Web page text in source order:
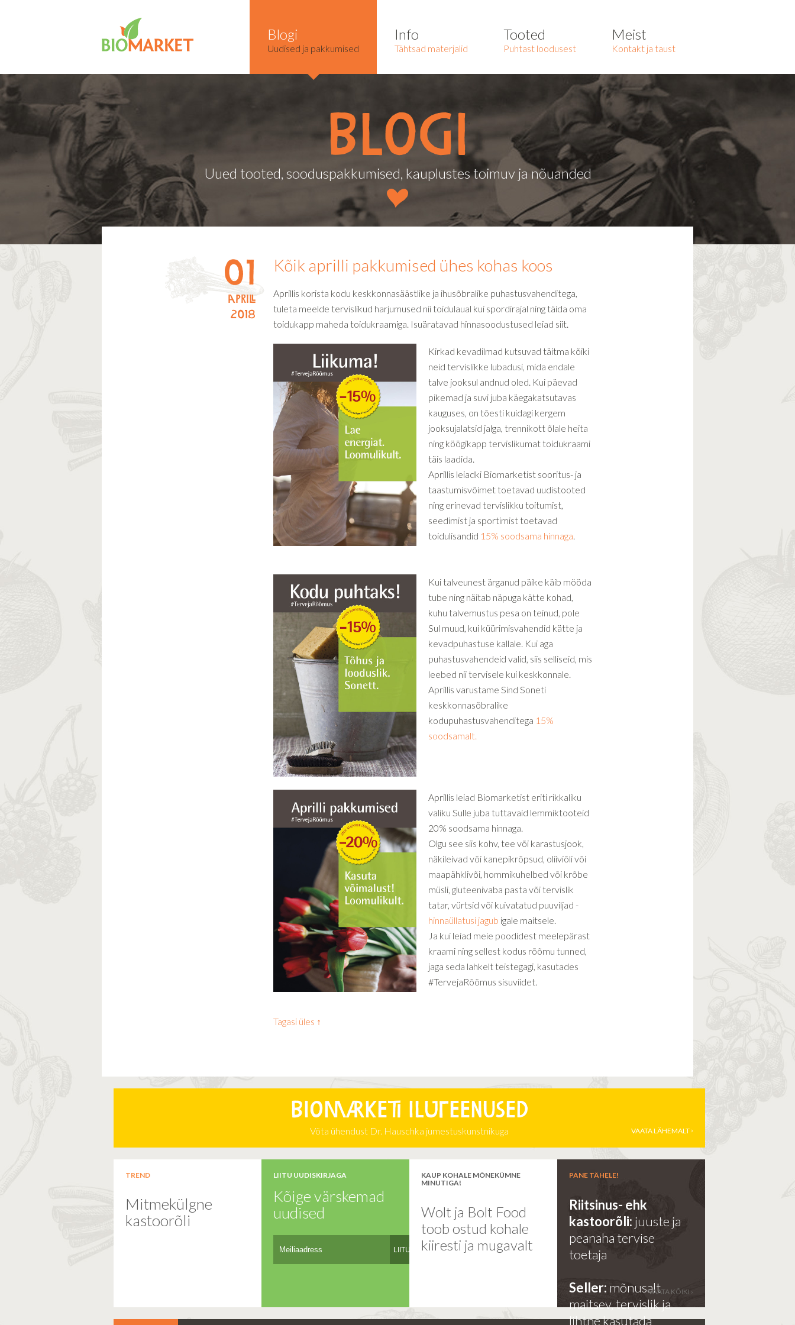
Blogi
Uudised ja pakkumised
Info
Tähtsad materjalid
Tooted
Puhtast loodusest
Meist
Kontakt ja taust
Blogi
Uued tooted, sooduspakkumised, kauplustes toimuv ja nõuanded
01
aprill
2018
Kõik aprilli pakkumised ühes kohas koos
Aprillis korista kodu keskkonnasäästlike ja ihusõbralike puhastusvahenditega,
tuleta meelde tervislikud harjumused nii toidulaual kui spordirajal ning täida oma
toidukapp maheda toidukraamiga. Isuäratavad hinnasoodustused leiad siit.
Kirkad kevadilmad kutsuvad täitma kõiki
neid tervislikke lubadusi, mida endale
talve jooksul andnud oled. Kui päevad
pikemad ja suvi juba käegakatsutavas
kauguses, on tõesti kuidagi kergem
jooksujalatsid jalga, trennikott õlale heita
ning köögikapp tervislikumat toidukraami
täis laadida.
Aprillis leiadki Biomarketist sooritus- ja
taastumisvõimet toetavad uudistooted
ning erinevad tervislikku toitumist,
seedimist ja sportimist toetavad
toidulisandid 15% soodsama hinnaga.
Kui talveunest ärganud päike käib mööda
tube ning näitab näpuga kätte kohad,
kuhu talvemustus pesa on teinud, pole
Sul muud, kui küürimisvahendid kätte ja
kevadpuhastuse kallale. Kui aga
puhastusvahendeid valid, siis selliseid, mis
leebed nii tervisele kui keskkonnale.
Aprillis varustame Sind Soneti
keskkonnasõbralike
kodupuhastusvahenditega 15%
soodsamalt.
Aprillis leiad Biomarketist eriti rikkaliku
valiku Sulle juba tuttavaid lemmiktooteid
20% soodsama hinnaga.
Olgu see siis kohv, tee või karastusjook,
näkileivad või kanepikrõpsud, oliiviõli või
maapähklivõi, hommikuhelbed või krõbe
müsli, gluteenivaba pasta või tervislik
tatar, vürtsid või kuivatatud puuviljad -
hinnaüllatusi jagub igale maitsele.
Ja kui leiad meie poodidest meelepärast
kraami ning sellest kodus rõõmu tunned,
jaga seda lahkelt teistegagi, kasutades
#TervejaRõõmus sisuviidet.
Tagasi üles ↑
Biomarketi iluteenused
Võta ühendust Dr. Hauschka jumestuskunstnikuga VAATA LÄHEMALT
TREND
Mitmekülgne
kastoorõli
LIITU UUDISKIRJAGA
Kõige värskemad
uudised
LIITU
KAUP KOHALE MÕNEKÜMNE
MINUTIGA!
Wolt ja Bolt Food
toob ostud kohale
kiiresti ja mugavalt
PANE TÄHELE!
Riitsinus- ehk
kastoorõli: juuste ja
peanaha tervise
toetaja
Seller: mõnusalt
maitsev, tervislik ja
lihtne kasutada
VAATA KÕIKI ›